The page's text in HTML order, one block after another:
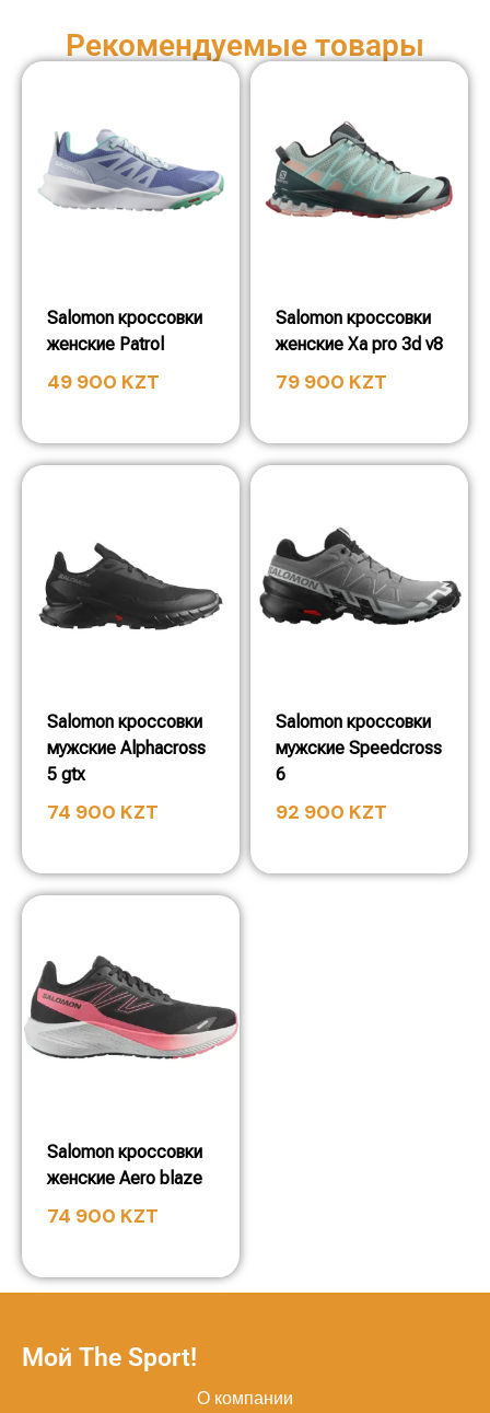
Рекомендуемые товары
Salomon кроссовки
женские Patrol
49 900 KZT
Salomon кроссовки
женские Xa pro 3d v8
79 900 KZT
Salomon кроссовки
мужские Alphacross
5 gtx
74 900 KZT
Salomon кроссовки
мужские Speedcross
6
92 900 KZT
Salomon кроссовки
женские Aero blaze
74 900 KZT
Мой The Sport!
О компании